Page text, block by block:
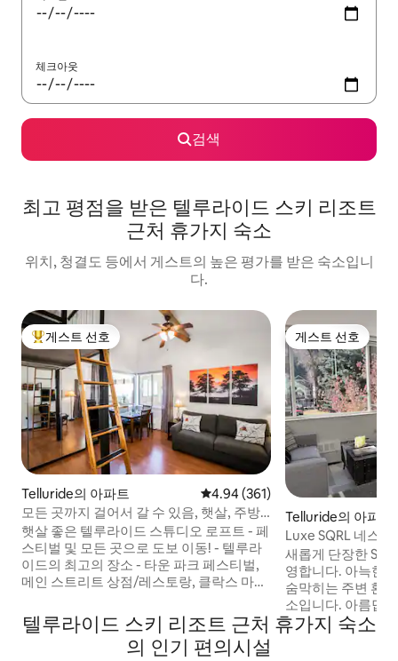
체크아웃
검색
최고 평점을 받은 텔루라이드 스키 리조트
근처 휴가지 숙소
위치, 청결도 등에서 게스트의 높은 평가를 받은 숙소입니
다.
상위 게스트 선호
게스트 선호
Telluride의 아파트 평점 4.94점(5점 만점), 후기 361
4.94 (361)
모든 곳까지 걸어서 갈 수 있음, 햇살, 주방,
온수 욕조, 조용함
햇살 좋은 텔루라이드 스튜디오 로프트 - 페
스티벌 및 모든 곳으로 도보 이동! - 텔루라
이드의 최고의 장소 - 타운 파크 페스티벌,
메인 스트리트 상점/레스토랑, 클락스 마켓,
온수 욕조(공용) -자동차가 필요 없습니다! -
조용한 최상층 - 멋진 산 전망 - 쨍한 햇살! -
아늑한 퀸 사이즈 침대 및 소파 침대 - 블루
게스트 선호
게스트 선호
Telluride의 아파트
Luxe SQRL 네스
새롭게 단장한
영합니다. 아늑한
숨막히는 주변 환
소입니다. 아름답게 디자인된 현대적인 공
간으로 산 전망을
문, 퀸사이즈 침대,
텔루라이드 스키 리조트 근처 휴가지 숙소
의 인기 편의시설